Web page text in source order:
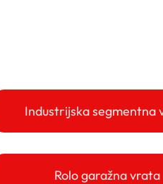
Industrijska segmentna
Rolo garažna vrata